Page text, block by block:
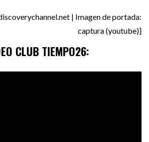
| Imagen de portada:
captura (youtube)]
CLUB TIEMPO26: